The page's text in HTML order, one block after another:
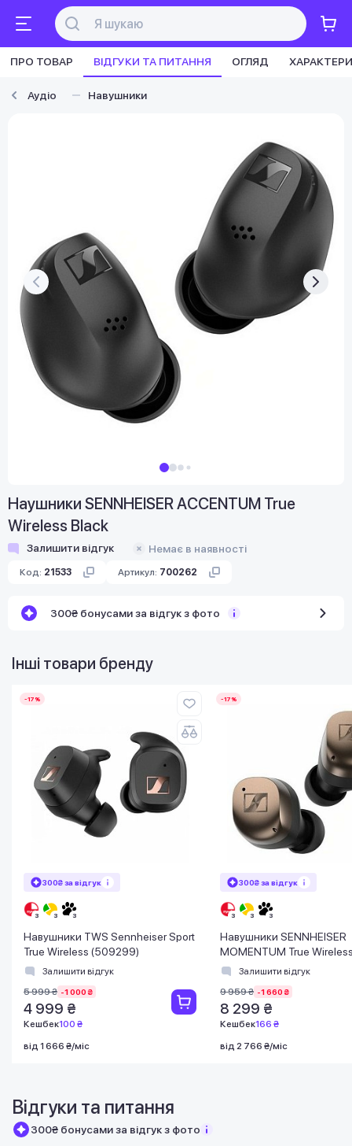
ПРО ТОВАР ВІДГУКИ ТА ПИТАННЯ ОГЛЯД
Аудіо Навушники
Наушники SENNHEISER ACCENTUM True
Wireless Black
Залишити відгук Немає в наявності
Код: 21533 Артикул: 700262
300₴ бонусами за відгук з фото
Інші товари бренду
-17%
300₴ за відгук
Навушники TWS Sennheiser Sport
True Wireless (509299)
Залишити відгук
5 999 ₴ -1 000 ₴
4 999 ₴
Кешбек100 ₴
від 1 666 ₴/міс
-17%
300₴ за відгук
Навушники SENNHEISER
MOMENTUM True
Залишити відгук
9 959 ₴ -1 660 ₴
8 299 ₴
Кешбек166 ₴
від 2 766 ₴/міс
Відгуки та питання
300₴ бонусами за відгук з фото